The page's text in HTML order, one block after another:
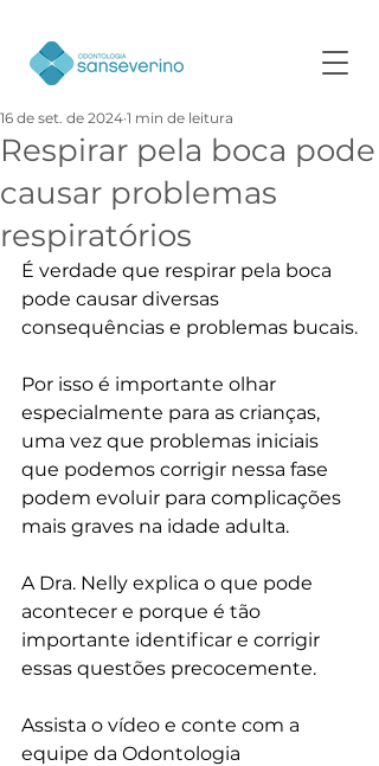
Respirar pela boca pode
causar problemas
respiratórios
16 de set. de 2024 1 min de leitura
É verdade que respirar pela boca
pode causar diversas
consequências e problemas bucais.
Por isso é importante olhar
especialmente para as crianças,
uma vez que problemas iniciais
que podemos corrigir nessa fase
podem evoluir para complicações
mais graves na idade adulta.
A Dra. Nelly explica o que pode
acontecer e porque é tão
importante identificar e corrigir
essas questões precocemente.
Assista o vídeo e conte com a
equipe da Odontologia